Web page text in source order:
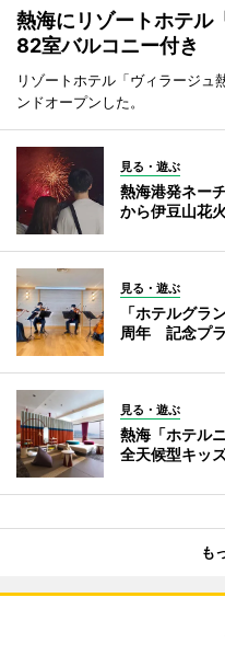
熱海にリゾートホテ
82室バルコニー付き
リゾートホテル「ヴィラージュ
ンドオープンした。
見る・遊ぶ
熱海港発ネー
から伊豆山花
見る・遊ぶ
「ホテルグラ
周年 記念プ
見る・遊ぶ
熱海「ホテル
全天候型キッ
も